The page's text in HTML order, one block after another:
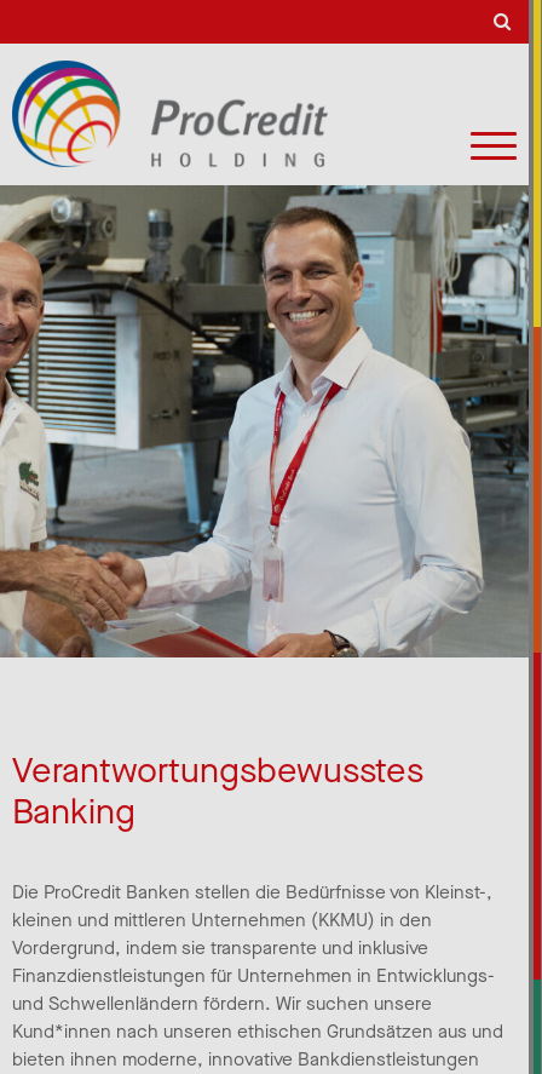
Verantwortungsbewusstes
Banking
Die ProCredit Banken stellen die Bedürfnisse von Kleinst-,
kleinen und mittleren Unternehmen (KKMU) in den
Vordergrund, indem sie transparente und inklusive
Finanzdienstleistungen für Unternehmen in Entwicklungs-
und Schwellenländern fördern. Wir suchen unsere
Kund*innen nach unseren ethischen Grundsätzen aus und
bieten ihnen moderne, innovative Bankdienstleistungen